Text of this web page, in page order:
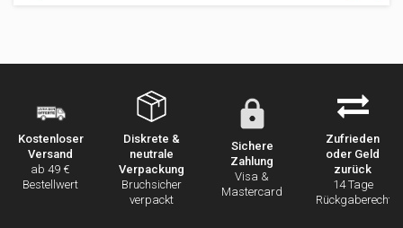
Kostenloser
Versand
ab 49 €
Bestellwert
Diskrete &
neutrale
Verpackung
Bruchsicher
verpackt
Sichere
Zahlung
Visa &
Mastercard
Zufrieden
oder Geld
zurück
14 Tage
Rückgaberecht